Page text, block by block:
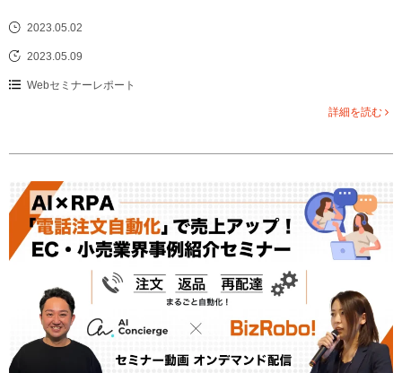
2023.05.02
2023.05.09
Webセミナーレポート
詳細を読む